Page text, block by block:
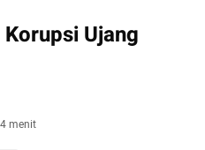
Ujang
menit